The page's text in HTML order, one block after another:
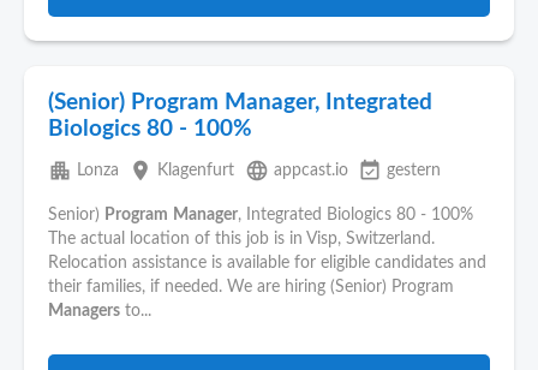
(Senior) Program Manager, Integrated
Biologics 80 - 100%
apartment Lonza place Klagenfurt language appcast.io event_available gestern
Senior) Program Manager, Integrated Biologics 80 - 100%
The actual location of this job is in Visp, Switzerland.
Relocation assistance is available for eligible candidates and
their families, if needed. We are hiring (Senior) Program
Managers to...